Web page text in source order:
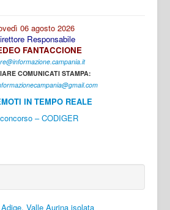
06 agosto 2026
Responsabile
FANTACCIONE
COMUNICATI STAMPA:
IN TEMPO REALE
Valle Aurina isolata